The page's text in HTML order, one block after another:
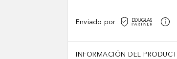
Enviado por
INFORMACIÓN DEL